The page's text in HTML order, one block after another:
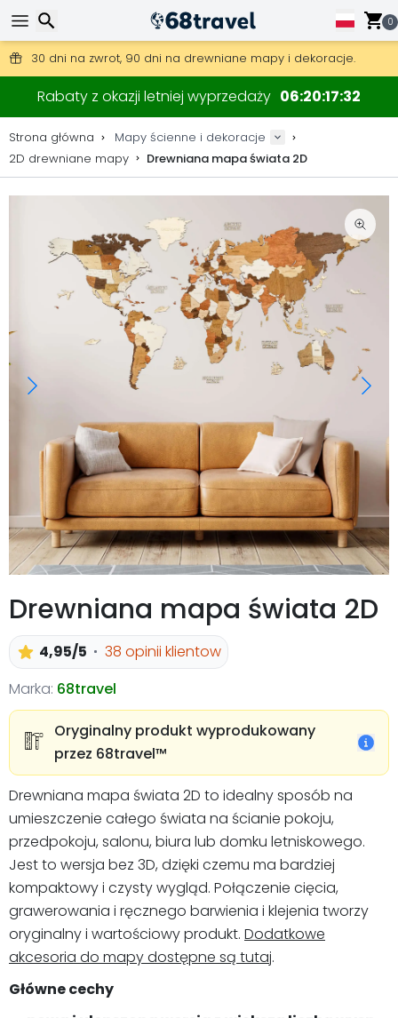
0
Darmowa wysyłka przy zamówieniach powyżej 345 zł.
30 dni na zwrot, 90 dni na drewniane mapy i dekoracje.
Oryginalny producent map i dekoracji.
Rabaty z okazji letniej wyprzedaży 06201731
Strona główna
Mapy ścienne i dekoracje
2D drewniane mapy
Drewniana mapa świata 2D
Drewniana mapa świata 2D
4,95/5
38 opinii klientow
Marka: 68travel
Oryginalny produkt wyprodukowany
przez 68travel™️
Drewniana mapa świata 2D to idealny sposób na
umieszczenie całego świata na ścianie pokoju,
przedpokoju, salonu, biura lub domku letniskowego.
Jest to wersja bez 3D, dzięki czemu ma bardziej
kompaktowy i czysty wygląd. Połączenie cięcia,
grawerowania i ręcznego barwienia i klejenia tworzy
oryginalny i wartościowy produkt. Dodatkowe
akcesoria do mapy dostępne są tutaj.
Główne cechy
Wyszukaj
Wyszukaj